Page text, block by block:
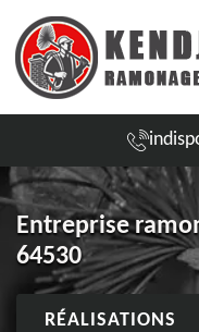
Entreprise
64530
RÉALISATIONS